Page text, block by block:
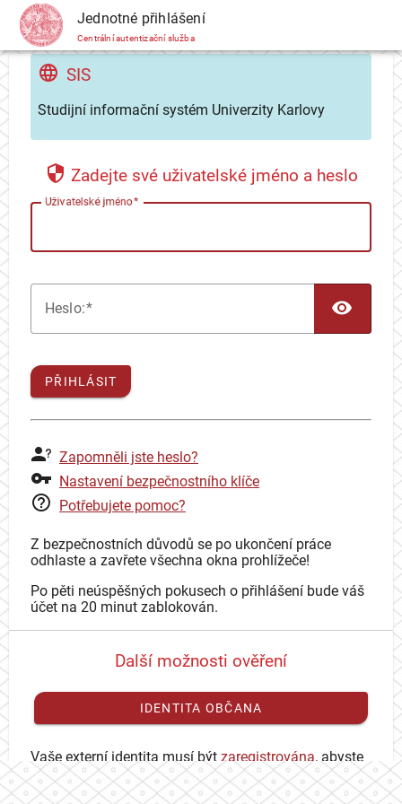
CAS Jednotné přihlášení
Centrální autentizační služba
SIS
Studijní informační systém Univerzity Karlovy
Zadejte své uživatelské jméno a heslo
Uživatelské jméno
Heslo:
PŘIHLÁSIT
Zapomněli jste heslo?
Nastavení bezpečnostního klíče
Potřebujete pomoc?
Z bezpečnostních důvodů se po ukončení práce
odhlaste a zavřete všechna okna prohlížeče!
Po pěti neúspěšných pokusech o přihlášení bude váš
účet na 20 minut zablokován.
Další možnosti ověření
IDENTITA OBČANA
Vaše externí identita musí být zaregistrována, abyste
se mohli přihlásit ke svému CAS účtu.